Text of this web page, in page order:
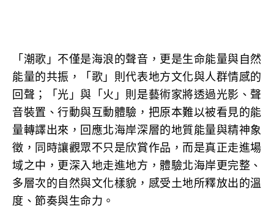
「潮歌」不僅是海浪的聲音，更是生命能量與自然
能量的共振，「歌」則代表地方文化與人群情感的
回聲；「光」與「火」則是藝術家將透過光影、聲
音裝置、行動與互動體驗，把原本難以被看見的能
量轉譯出來，回應北海岸深層的地質能量與精神象
徵，同時讓觀眾不只是欣賞作品，而是真正走進場
域之中，更深入地走進地方，體驗北海岸更完整、
多層次的自然與文化樣貌，感受土地所釋放出的溫
度、節奏與生命力。